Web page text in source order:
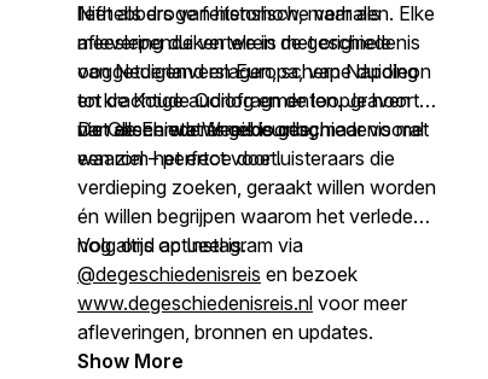
liefhebbers van historische verhalen. Elke
aflevering duiken we in de geschiedenis
van Nederland en Europa, van Napoleon
tot de Koude Oorlog en de loopgraven
van de Eerste Wereldoorlog.
Niet als droge feitenshow, maar als
meeslepende vertelreis met originele
ooggetuigenverslagen, scherpe duiding
en krachtige audiofragmenten. Je hoort
niet alleen wat er gebeurde, maar vooral
waarom het ertoe doet.
De Geschiedenisreisis geschiedenis met
een ziel – perfect voor luisteraars die
verdieping zoeken, geraakt willen worden
én willen begrijpen waarom het verleden
nog altijd actueel is.
Volg ons op Instagram via
@degeschiedenisreis en bezoek
www.degeschiedenisreis.nl voor meer
afleveringen, bronnen en updates.
Show More